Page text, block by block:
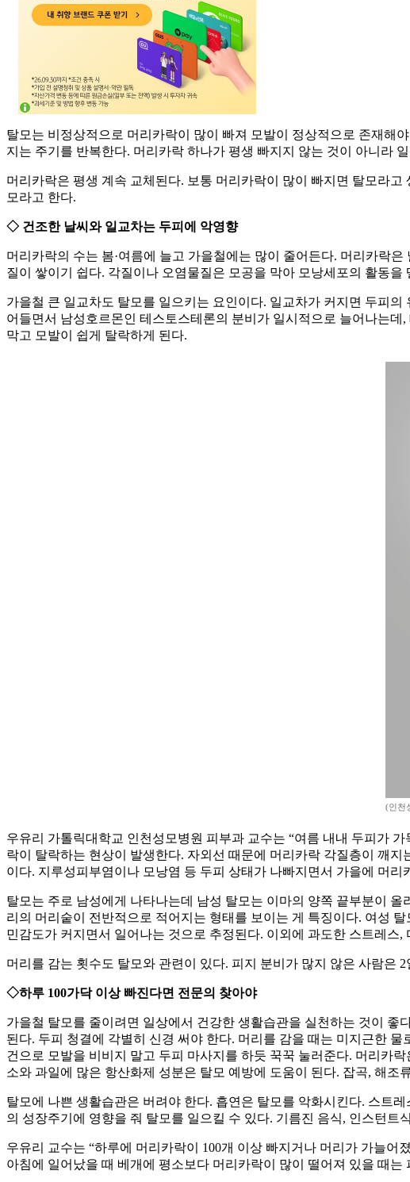
탈모는 비정상적으로 머리카락이 많이 빠져 모발이 정상적으로 존재해
지는 주기를 반복한다. 머리카락 하나가 평생 빠지지 않는 것이 아니라
머리카락은 평생 계속 교체된다. 보통 머리카락이 많이 빠지면 탈모라
모라고 한다.
◇ 건조한 날씨와 일교차는 두피에 악영향
머리카락의 수는 봄·여름에 늘고 가을철에는 많이 줄어든다. 머리카락
질이 쌓이기 쉽다. 각질이나 오염물질은 모공을 막아 모낭세포의 활동
가을철 큰 일교차도 탈모를 일으키는 요인이다. 일교차가 커지면 두피
어들면서 남성호르몬인 테스토스테론의 분비가 일시적으로 늘어나는데
막고 모발이 쉽게 탈락하게 된다.
(인천
우유리 가톨릭대학교 인천성모병원 피부과 교수는 “여름 내내 두피가
락이 탈락하는 현상이 발생한다. 자외선 때문에 머리카락 각질층이 깨
이다. 지루성피부염이나 모낭염 등 두피 상태가 나빠지면서 가을에 머리
탈모는 주로 남성에게 나타나는데 남성 탈모는 이마의 양쪽 끝부분이
리의 머리숱이 전반적으로 적어지는 형태를 보이는 게 특징이다. 여성
민감도가 커지면서 일어나는 것으로 추정된다. 이외에 과도한 스트레
머리를 감는 횟수도 탈모와 관련이 있다. 피지 분비가 많지 않은 사람은
◇하루 100가닥 이상 빠진다면 전문의 찾아야
가을철 탈모를 줄이려면 일상에서 건강한 생활습관을 실천하는 것이 좋
된다. 두피 청결에 각별히 신경 써야 한다. 머리를 감을 때는 미지근한
건으로 모발을 비비지 말고 두피 마사지를 하듯 꾹꾹 눌러준다. 머리카
소와 과일에 많은 항산화제 성분은 탈모 예방에 도움이 된다. 잡곡, 해조
탈모에 나쁜 생활습관은 버려야 한다. 흡연은 탈모를 악화시킨다. 스트
의 성장주기에 영향을 줘 탈모를 일으킬 수 있다. 기름진 음식, 인스턴
우유리 교수는 “하루에 머리카락이 100개 이상 빠지거나 머리가 가늘
아침에 일어났을 때 베개에 평소보다 머리카락이 많이 떨어져 있을 때